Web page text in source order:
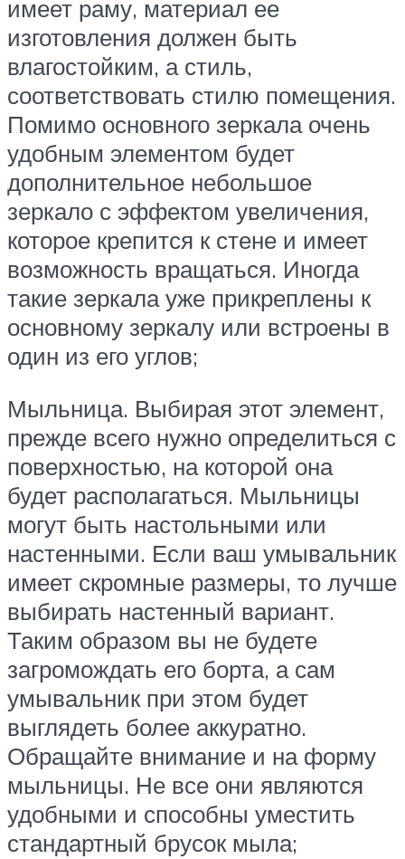
имеет раму, материал ее
изготовления должен быть
влагостойким, а стиль,
соответствовать стилю помещения.
Помимо основного зеркала очень
удобным элементом будет
дополнительное небольшое
зеркало с эффектом увеличения,
которое крепится к стене и имеет
возможность вращаться. Иногда
такие зеркала уже прикреплены к
основному зеркалу или встроены в
один из его углов;
Мыльница. Выбирая этот элемент,
прежде всего нужно определиться с
поверхностью, на которой она
будет располагаться. Мыльницы
могут быть настольными или
настенными. Если ваш умывальник
имеет скромные размеры, то лучше
выбирать настенный вариант.
Таким образом вы не будете
загромождать его борта, а сам
умывальник при этом будет
выглядеть более аккуратно.
Обращайте внимание и на форму
мыльницы. Не все они являются
удобными и способны уместить
стандартный брусок мыла;